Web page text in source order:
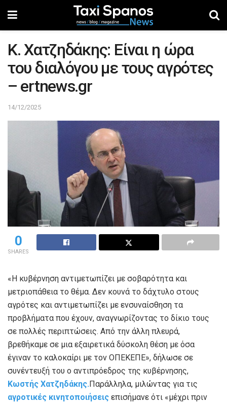
Κ. Χατζηδάκης: Είναι η ώρα
του διαλόγου με τους αγρότες
– ertnews.gr
14/12/2025
0
SHARES
«Η κυβέρνηση αντιμετωπίζει με σοβαρότητα και
μετριοπάθεια το θέμα. Δεν κουνά το δάχτυλο στους
αγρότες και αντιμετωπίζει με ενσυναίσθηση τα
προβλήματα που έχουν, αναγνωρίζοντας το δίκιο τους
σε πολλές περιπτώσεις. Από την άλλη πλευρά,
βρεθήκαμε σε μια εξαιρετικά δύσκολη θέση με όσα
έγιναν το καλοκαίρι με τον ΟΠΕΚΕΠΕ», δήλωσε σε
συνέντευξή του ο αντιπρόεδρος της κυβέρνησης,
Κωστής Χατζηδάκης.Παράλληλα, μιλώντας για τις
αγροτικές κινητοποιήσεις επισήμανε ότι «μέχρι πριν